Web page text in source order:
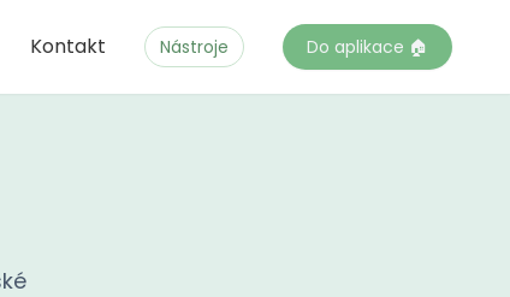
Kontakt Nástroje Do aplikace 🏠